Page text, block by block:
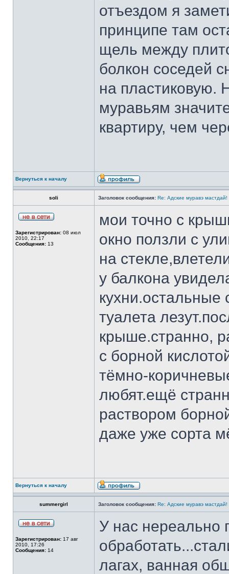
отъездом я
принципе там
щель между
болкон соседей
на пластиковую.
муравьям
квартиру, чем
Вернуться к началу
soli Заголовок сообщения: Re: Адские муравэ мастдай!
Зарегистрирован: 08 июл
2010, 22:17
Сообщения: 13
мои точно с
окно ползли с
на
у балкона
кухни.остальные
туалета
крыше.странно,
с борной
тёмно-
любят.ещё
раствором
даже уже сорта
Вернуться к началу
summergirl Заголовок сообщения: Re: Адские муравэ мастдай!
Зарегистрирован: 17 авг
2010, 17:26
Сообщения: 14
У нас нереально
лагах, ванная